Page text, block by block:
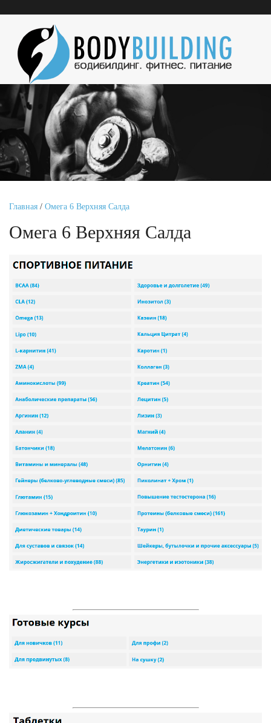
Главная / Омега 6 Верхняя Салда
Омега 6 Верхняя Салда